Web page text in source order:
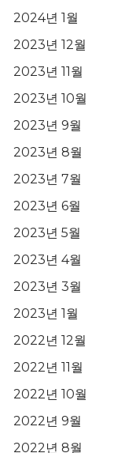
2024년 1월
2023년 12월
2023년 11월
2023년 10월
2023년 9월
2023년 8월
2023년 7월
2023년 6월
2023년 5월
2023년 4월
2023년 3월
2023년 1월
2022년 12월
2022년 11월
2022년 10월
2022년 9월
2022년 8월